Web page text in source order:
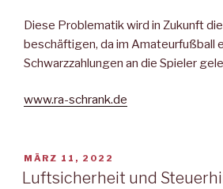
Diese Problematik wird in Zukunft
beschäftigen, da im Amateurfußball
Schwarzzahlungen an die Spieler
www.ra-schrank.de
VERÖFFENTLICHT
AM
MÄRZ 11, 2022
Luftsicherheit und